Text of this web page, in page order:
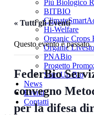
Più Biologico
BITBIO
Hi-Welfare
Organic Crops
Organic
PNABio
Progetto
Start Up Bio
News
Eventi
Contatti
« Tutti gli Eventi
Questo evento è passato.
FederBio
convegno
per la difesa